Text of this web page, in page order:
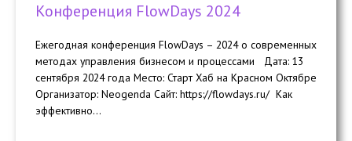
Конференция FlowDays 2024
Ежегодная конференция FlowDays – 2024 о современных
методах управления бизнесом и процессами Дата: 13
сентября 2024 года Место: Старт Хаб на Красном Октябре
Организатор: Neogenda Сайт: https://flowdays.ru/ Как
эффективно...